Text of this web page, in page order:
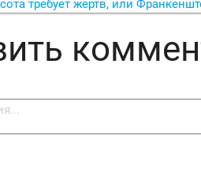
требует жертв, или